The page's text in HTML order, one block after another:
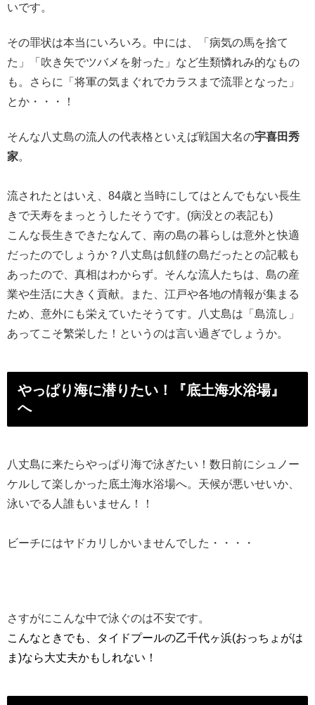
いです。
その罪状は本当にいろいろ。中には、「病気の馬を捨て
た」「 吹き矢でツバメを射った」など生類憐れみ的なもの
も。さらに「 将軍の気まぐれでカラスまで流罪となった」
とか・・・！
そんな八丈島の流人の代表格といえば戦国大名の宇喜田秀
家。
流されたとはいえ、 84歳と当時にしてはとんでもない長生
きで天寿をまっとうしたそ うです。(病没との表記も)
こんな長生きできたなんて、 南の島の暮らしは意外と快適
だったのでしょうか？八丈島は飢饉の島だったとの記載も
あったので、真相はわからず。そんな流人たちは、島の産
業や生活に大きく貢献。また、 江戸や各地の情報が集まる
ため、意外にも栄えていたそうてす。八丈島は「島流し」
あってこそ繁栄した！というのは言い過ぎでしょ うか。
やっぱり海に潜りたい！『底土海水浴場』
へ
八丈島に来たらやっぱり海で泳ぎたい！ 数日前にシュノー
ケルして楽しかった底土海水浴場へ。天候が悪いせいか、
泳いでる人誰もいません！！
ビーチにはヤドカリしかいませんでした・・・・
さすがにこんな中で泳ぐのは不安です。
こんなときでも、タイドプールの乙千代ヶ浜(おっちょがは
ま)なら大丈夫かもしれない！